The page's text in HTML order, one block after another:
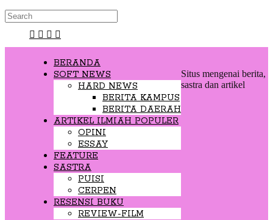
BERANDA
SOFT NEWS
HARD NEWS
BERITA KAMPUS
BERITA DAERAH
ARTIKEL ILMIAH POPULER
OPINI
ESSAY
FEATURE
SASTRA
PUISI
CERPEN
RESENSI BUKU
REVIEW-FILM
Situs mengenai berita,
sastra dan artikel